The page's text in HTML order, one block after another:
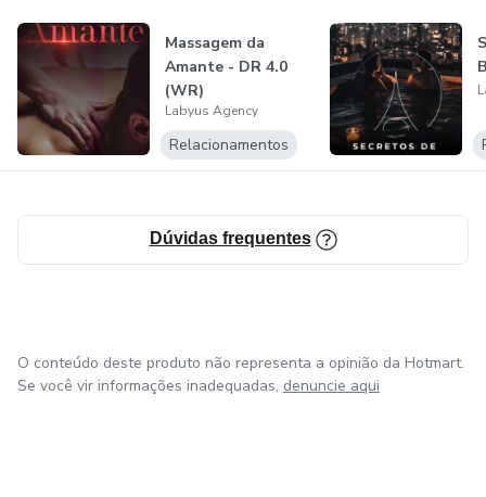
Massagem da
Amante - DR 4.0
(WR)
Labyus Agency
Relacionamentos
Dúvidas frequentes
O conteúdo deste produto não representa a opinião da Hotmart.
Se você vir informações inadequadas, denuncie aqui